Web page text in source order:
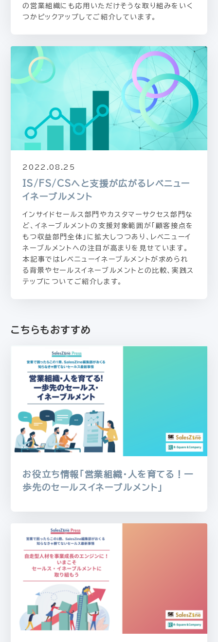
の営業組織にも応用いただけそうな取り組みをいく
つかピックアップしてご紹介しています。
2022.08.25
IS/FS/CSへと支援が広がるレベニュー
イネーブルメント
インサイドセールス部門やカスタマーサクセス部門な
ど、イネーブルメントの支援対象範囲が「顧客接点を
もつ収益部門全体」に拡大しつつあり、レベニューイ
ネーブルメントへの注目が高まりを見せています。
本記事ではレベニューイネーブルメントが求められ
る背景やセールスイネーブルメントとの比較、実践ス
テップについてご紹介します。
こちらもおすすめ
お役立ち情報「営業組織・人を育てる！一
歩先のセールスイネーブルメント」